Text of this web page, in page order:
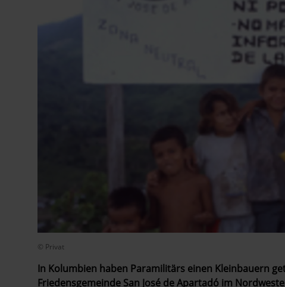
© Privat
In Kolumbien haben Paramilitärs einen Kleinbauern
Friedensgemeinde San José de Apartadó im